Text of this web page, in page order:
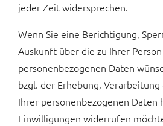
jeder Zeit widersprechen.
Wenn Sie eine Berichtigung,
Auskunft über die zu Ihrer
personenbezogenen Daten
bzgl. der Erhebung,
Ihrer personenbezogenen Daten
Einwilligungen widerrufen